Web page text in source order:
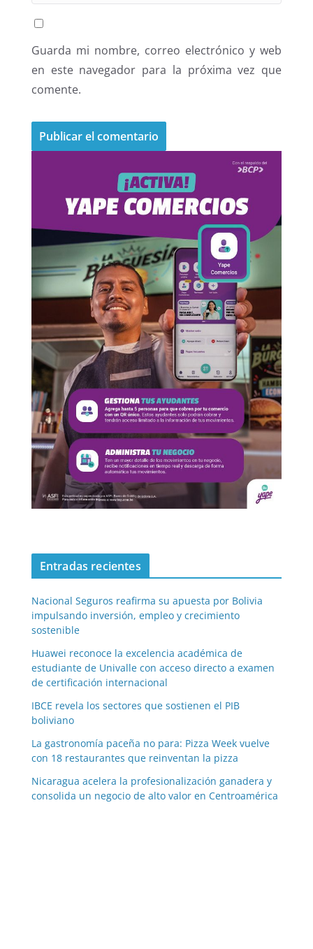
Guarda mi nombre, correo electrónico y web
en este navegador para la próxima vez que
comente.
Entradas recientes
Nacional Seguros reafirma su apuesta por Bolivia
impulsando inversión, empleo y crecimiento
sostenible
Huawei reconoce la excelencia académica de
estudiante de Univalle con acceso directo a examen
de certificación internacional
IBCE revela los sectores que sostienen el PIB
boliviano
La gastronomía paceña no para: Pizza Week vuelve
con 18 restaurantes que reinventan la pizza
Nicaragua acelera la profesionalización ganadera y
consolida un negocio de alto valor en Centroamérica